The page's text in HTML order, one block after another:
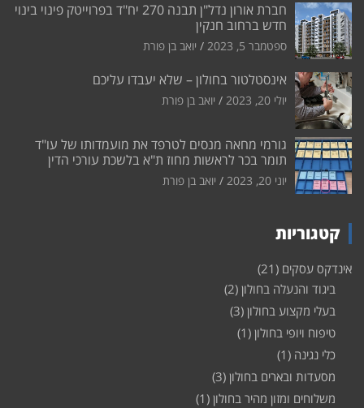
חברת אורון נדל"ן תבנה 270 יח"ד בפרוייטק פינוי בינוי
חדש ברחוב חנקין
ספטמבר 5, 2023 יואב בן פורת
אינסטלטור בחולון – שלא יעבדו עליכם
יולי 20, 2023 יואב בן פורת
גורמי מחאה מנסים לטרפד את מועמדותו של עו"ד
תומר בכר לראשות מחוז ת"א בלשכת עורכי הדין
יוני 20, 2023 יואב בן פורת
קטגוריות
אינדקס עסקים (21)
ביגוד והנעלה בחולון (2)
בעלי מקצוע בחולון (3)
טיפוח ויופי בחולון (1)
כלי נגינה (1)
מסעדות ובארים בחולון (3)
משלוחים ומזון מהיר בחולון (1)